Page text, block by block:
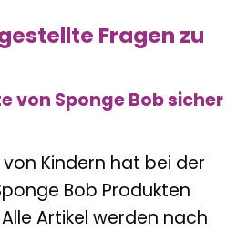
Fragen zu
von Sponge Bob sicher
Kindern hat bei der
Bob Produkten
Artikel werden nach